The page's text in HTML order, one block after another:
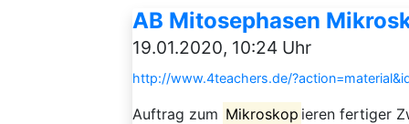
AB Mitosephasen
19.01.2020, 10:24 Uhr
http://www.4teachers.de/
Auftrag zum Mikroskop ieren fertiger